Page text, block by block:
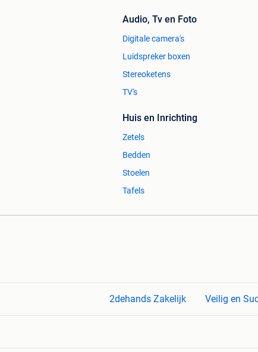
Audio, Tv en Foto
Digitale camera's
Luidspreker boxen
Stereoketens
TV's
Huis en Inrichting
Zetels
Bedden
Stoelen
Tafels
2dehands Zakelijk Veilig en